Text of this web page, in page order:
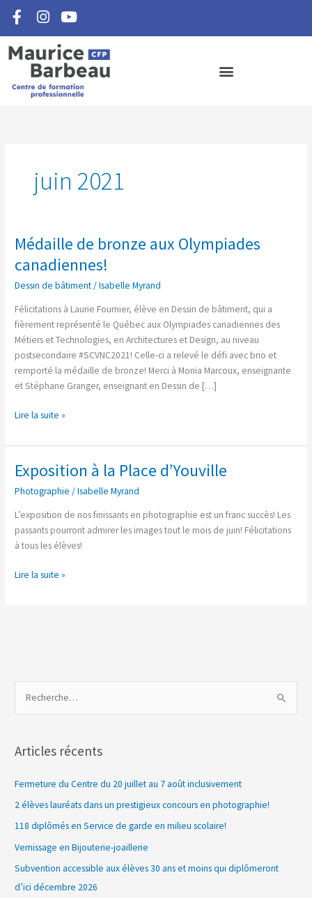
contenu
F
a
c
e
b
o
I
n
s
t
a
g
r
Y
o
u
t
u
b
e
juin 2021
Médaille de bronze aux Olympiades
canadiennes!
Dessin de bâtiment/Isabelle Myrand
Félicitations à Laurie Fournier, élève en Dessin de bâtiment, qui a
fièrement représenté le Québec aux Olympiades canadiennes des
Métiers et Technologies, en Architectures et Design, au niveau
postsecondaire #SCVNC2021! Celle-ci a relevé le défi avec brio et
remporté la médaille de bronze! Merci à Monia Marcoux, enseignante
et Stéphane Granger, enseignant en Dessin de […]
Médaille
bronze
aux
Lire la suite »
Exposition à la Place d’Youville
Photographie /Isabelle Myrand
L’exposition de nos finissants en photographie est un franc succès! Les
passants pourront admirer les images tout le mois de juin! Félicitations
à tous les élèves!
Exposition
la
Place
d’Youville
Lire la suite »
h
h
e
r
Articles récents
Fermeture du Centre du 20 juillet au 7 août inclusivement
2 élèves lauréats dans un prestigieux concours en photographie!
118 diplômés en Service de garde en milieu scolaire!
Vernissage en Bijouterie-joaillerie
Subvention accessible aux élèves 30 ans et moins qui diplômeront
d’ici décembre 2026